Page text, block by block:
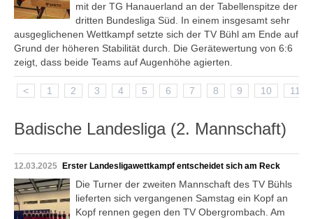
mit der TG Hanauerland an der Tabellenspitze der
dritten Bundesliga Süd. In einem insgesamt sehr
ausgeglichenen Wettkampf setzte sich der TV Bühl am Ende auf
Grund der höheren Stabilität durch. Die Gerätewertung von 6:6
zeigt, dass beide Teams auf Augenhöhe agierten.
< 1 2 3 4 5 6 7 8 9 10 11
Badische Landesliga (2. Mannschaft)
12.03.2025 Erster Landesligawettkampf entscheidet sich am Reck
Die Turner der zweiten Mannschaft des TV Bühls
lieferten sich vergangenen Samstag ein Kopf an
Kopf rennen gegen den TV Obergrombach. Am